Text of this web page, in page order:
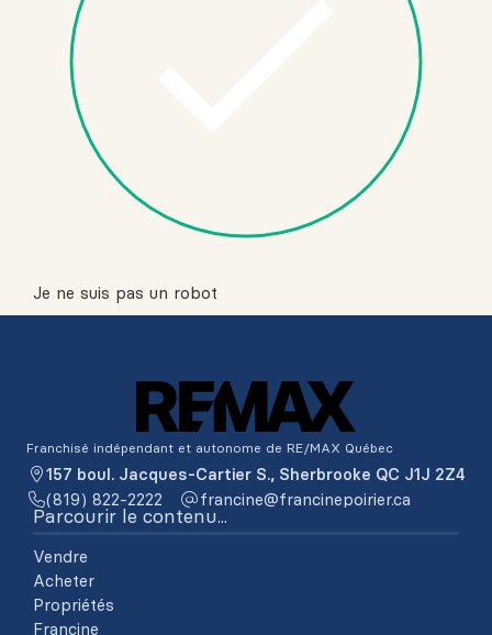
Je ne suis pas un robot
Franchisé indépendant et autonome de RE/MAX Québec
157 boul. Jacques-Cartier S., Sherbrooke QC J1J 2Z4
(819) 822-2222
ac.reiriopenicnarf@enicnarf
Parcourir le contenu...
Vendre
Acheter
Propriétés
Francine